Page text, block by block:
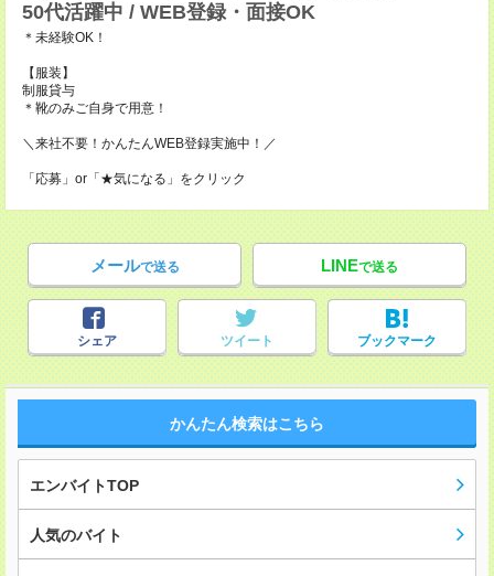
50代活躍中 / WEB登録・面接OK
＊未経験OK！
【服装】
制服貸与
＊靴のみご自身で用意！
＼来社不要！かんたんWEB登録実施中！／
「応募」or「★気になる」をクリック
メールで送る LINEで送る
シェア ツイート ブックマーク
かんたん検索はこちら
エンバイトTOP
人気のバイト